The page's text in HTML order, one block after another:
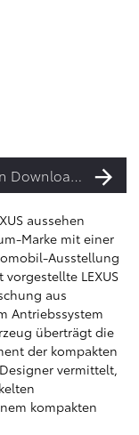
Zu den Downloads
aussehen
Marke mit einer
Ausstellung
LEXUS
aus
Antriebssystem
überträgt die
der kompakten
vermittelt,
kompakten